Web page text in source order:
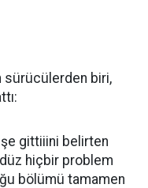
sürücülerden biri,
gittiiini belirten
hiçbir problem
bölümü tamamen